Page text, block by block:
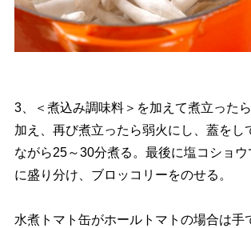
3、＜煮込み調味料＞を加えて煮立った
加え、再び煮立ったら弱火にし、蓋をし
ながら25～30分煮る。最後に塩コショ
に盛り分け、ブロッコリーをのせる。
水煮トマト缶がホールトマトの場合は手